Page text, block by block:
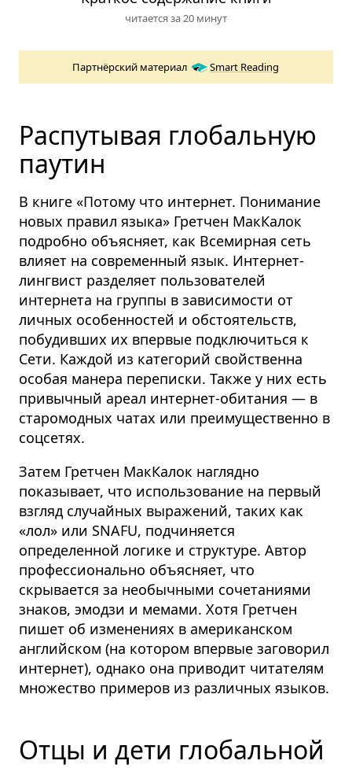
читается за 20 минут
Партнёрский материал Smart Reading
Распутывая глобальную
паутин
В книге «Потому что интернет. Понимание
новых правил языка» Гретчен МакКалок
подробно объясняет, как Всемирная сеть
влияет на современный язык. Интернет-
лингвист разделяет пользователей
интернета на группы в зависимости от
личных особенностей и обстоятельств,
побудивших их впервые подключиться к
Сети. Каждой из категорий свойственна
особая манера переписки. Также у них есть
привычный ареал интернет-обитания — в
старомодных чатах или преимущественно в
соцсетях.
Затем Гретчен МакКалок наглядно
показывает, что использование на первый
взгляд случайных выражений, таких как
«лол» или SNAFU, подчиняется
определенной логике и структуре. Автор
профессионально объясняет, что
скрывается за необычными сочетаниями
знаков, эмодзи и мемами. Хотя Гретчен
пишет об изменениях в американском
английском (на котором впервые заговорил
интернет), однако она приводит читателям
множество примеров из различных языков.
Отцы и дети глобальной